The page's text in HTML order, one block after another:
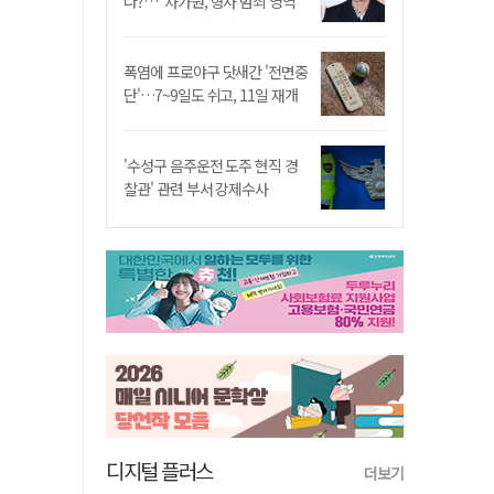
폭염에 프로야구 닷새간 '전면중
단'…7~9일도 쉬고, 11일 재개
'수성구 음주운전 도주 현직 경
찰관' 관련 부서 강제수사
디지털 플러스 더보기